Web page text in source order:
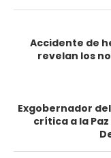
Accidente de
revelan los
Exgobernador
crítica a la